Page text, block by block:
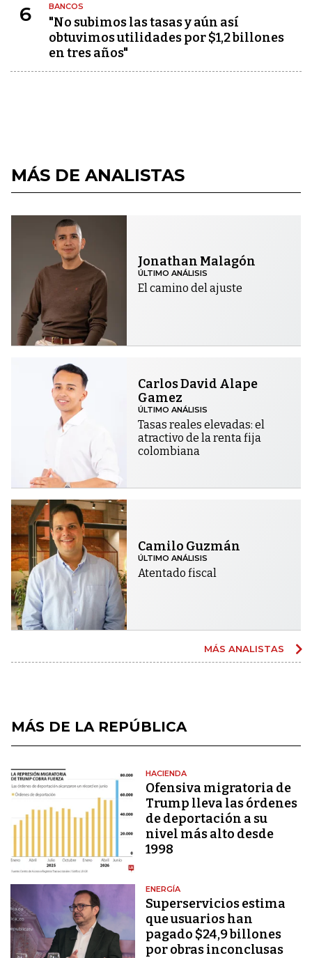
6 BANCOS
"No subimos las tasas y aún así
obtuvimos utilidades por $1,2 billones
en tres años"
MÁS DE ANALISTAS
Jonathan Malagón
ÚLTIMO ANÁLISIS
El camino del ajuste
Carlos David Alape
Gamez
ÚLTIMO ANÁLISIS
Tasas reales elevadas: el
atractivo de la renta fija
colombiana
Camilo Guzmán
ÚLTIMO ANÁLISIS
Atentado fiscal
MÁS ANALISTAS
MÁS DE LA REPÚBLICA
HACIENDA
Ofensiva migratoria de
Trump lleva las órdenes
de deportación a su
nivel más alto desde
1998
ENERGÍA
Superservicios estima
que usuarios han
pagado $24,9 billones
por obras inconclusas